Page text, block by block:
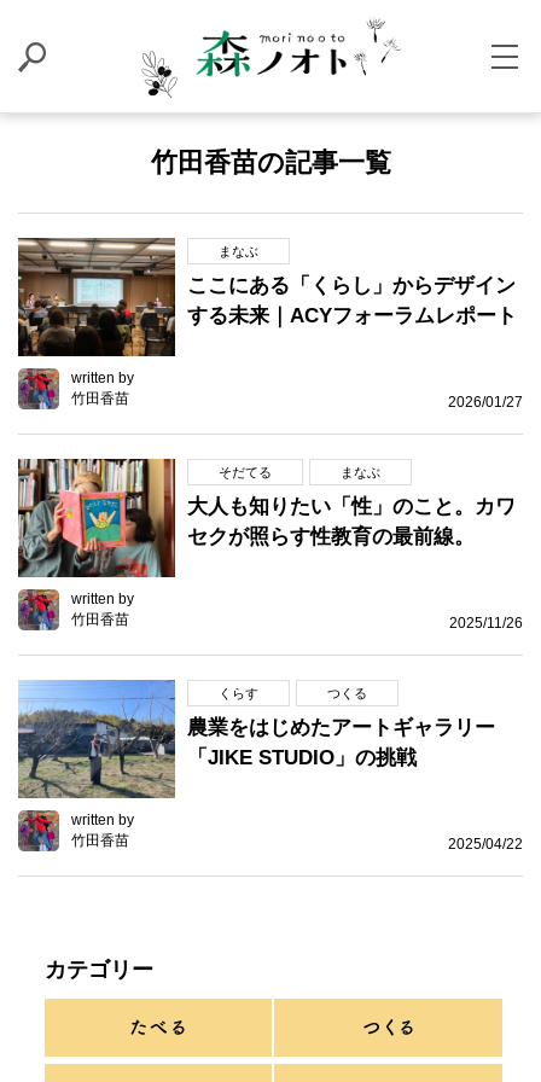
竹田香苗の記事一覧
まなぶ
ここにある「くらし」からデザイン
する未来｜ACYフォーラムレポート
written by
竹田香苗
2026/01/27
そだてる まなぶ
大人も知りたい「性」のこと。カワ
セクが照らす性教育の最前線。
written by
竹田香苗
2025/11/26
くらす つくる
農業をはじめたアートギャラリー
「JIKE STUDIO」の挑戦
written by
竹田香苗
2025/04/22
カテゴリー